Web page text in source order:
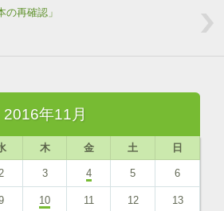
の再確認」
2016年11月
木 金 土 日
2 3 4 5 6
10 11 12 13